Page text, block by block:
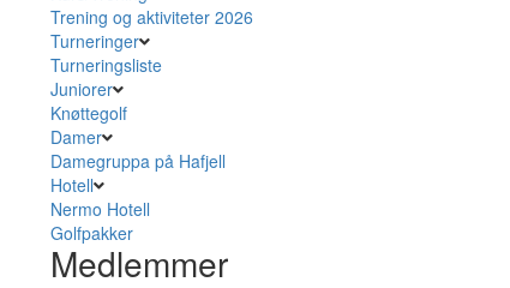
Trening og aktiviteter 2026
Turneringer
Turneringsliste
Juniorer
Knøttegolf
Damer
Damegruppa på Hafjell
Hotell
Nermo Hotell
Golfpakker
Medlemmer